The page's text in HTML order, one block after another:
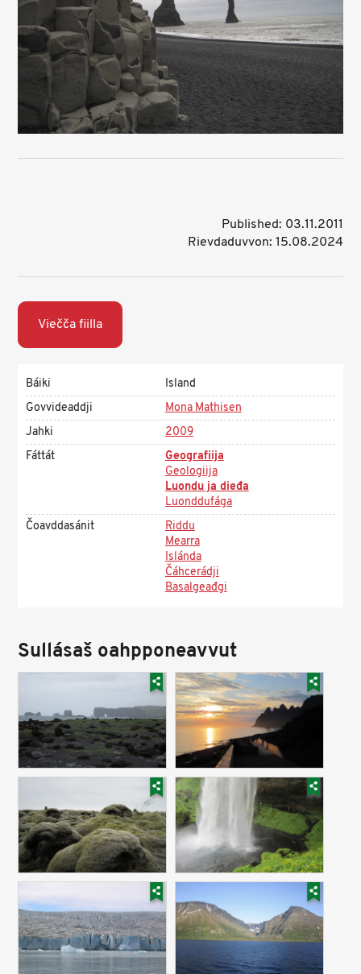
Published: 03.11.2011
Rievdaduvvon: 15.08.2024
Viečča fiilla
Báiki
Island
Govvideaddji
Mona Mathisen
Jahki
2009
Fáttát
Geografiija
Geologiija
Luondu ja dieđa
Luonddufága
Čoavddasánit
Riddu
Mearra
Islánda
Čáhcerádji
Basalgeađgi
Sullásaš oahpponeavvut